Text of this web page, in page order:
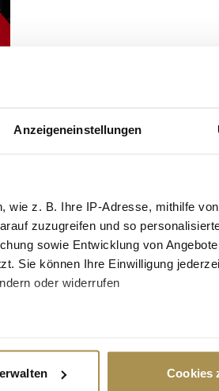
Anzeigeneinstellungen
wie z. B. Ihre IP-Adresse, mithilfe
zuzugreifen und so
sowie Entwicklung von
Sie können Ihre Einwilligung
oder widerrufen
werden, und legen Sie Ihre
Cookies